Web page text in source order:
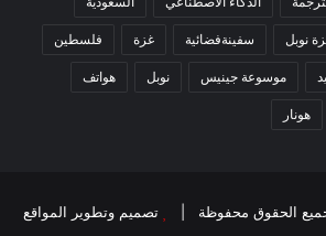
نوبل سفينةفضائية غزة فلسطين
موسوعة جينيس نوبل هواتف
هونار
تصميم وتطوير المواقع